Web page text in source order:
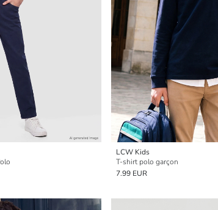
LCW Kids
T-shirt polo garçon
7.99 EUR